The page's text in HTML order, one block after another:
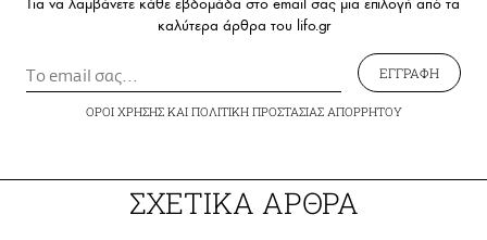
καλύτερα άρθρα του lifo.gr
ΕΓΓΡΑΦΗ
ΟΡΟΙ ΧΡΗΣΗΣΚΑΙ ΠΟΛΙΤΙΚΗ ΠΡΟΣΤΑΣΙΑΣ ΑΠΟΡΡΗΤΟΥ
ΣΧΕΤΙΚΑ ΑΡΘΡΑ